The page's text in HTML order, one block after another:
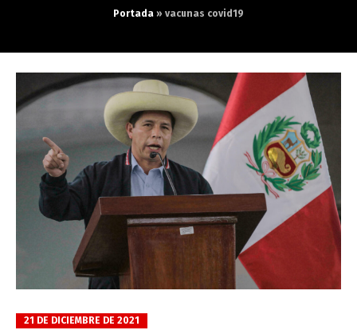
Portada » vacunas covid19
21 DE DICIEMBRE DE 2021